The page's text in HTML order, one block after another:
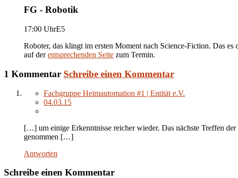
FG - Robotik
17:00 UhrE5
Roboter, das klingt im ersten Moment nach Science-Fiction. Das
auf derentsprechenden Seite zum Termin.
1 Kommentar Schreibe einen Kommentar
Fachgruppe Heimautomation #1 | Entität e.V.
04.03.15
[…] um einige Erkenntnisse reicher wieder. Das nächste Treffen
genommen […]
Antworten
Schreibe einen Kommentar